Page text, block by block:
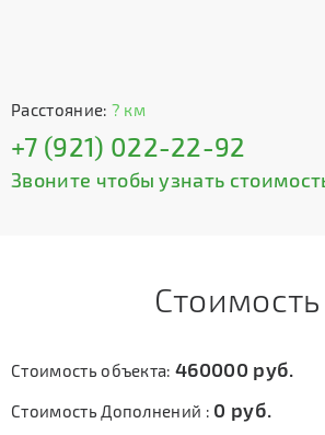
Расстояние: ? км
+7 (921) 022-22-92
Звоните чтобы узнать
Стоимость
Стоимость объекта:460000 руб.
Стоимость Дополнений : 0 руб.